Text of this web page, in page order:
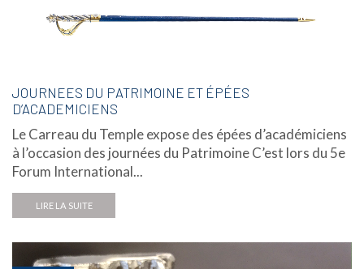
JOURNEES DU PATRIMOINE ET ÉPÉES
D’ACADEMICIENS
Le Carreau du Temple expose des épées d’académiciens
à l’occasion des journées du Patrimoine C’est lors du 5e
Forum International...
LIRE LA SUITE